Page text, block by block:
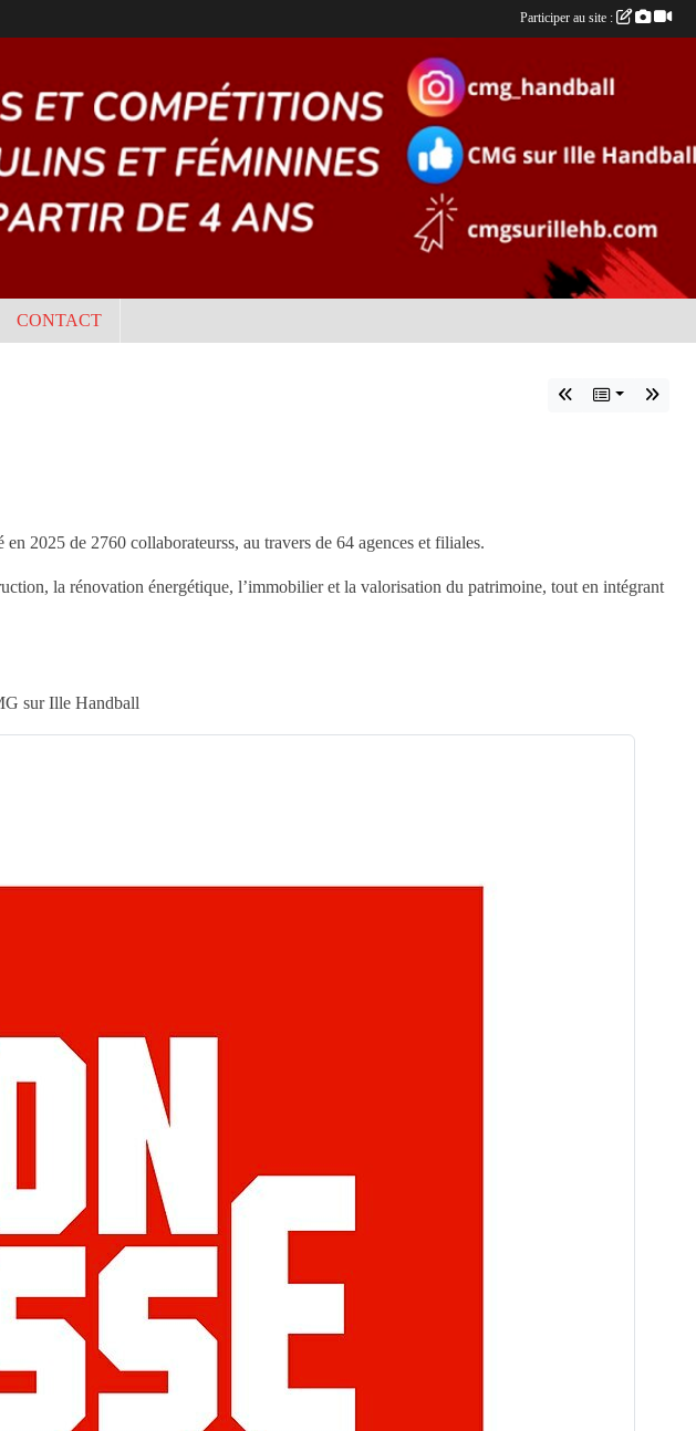
CONTACT
2025 de 2760 collaborateurss, au travers de 64 agences et filiales.
la rénovation énergétique, l’immobilier et la valorisation du patrimoine, tout en intégrant
Participer au site :